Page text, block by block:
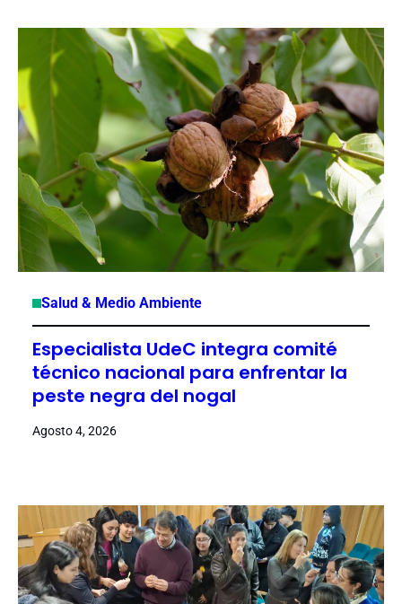
Salud & Medio Ambiente
Especialista UdeC integra comité
técnico nacional para enfrentar la
peste negra del nogal
Agosto 4, 2026